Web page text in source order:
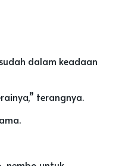
dalam keadaan
terangnya.